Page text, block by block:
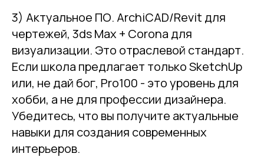
3) Актуальное ПО. ArchiCAD/Revit для
чертежей, 3ds Max + Corona для
визуализации. Это отраслевой стандарт.
Если школа предлагает только SketchUp
или, не дай бог, Pro100 - это уровень для
хобби, а не для профессии дизайнера.
Убедитесь, что вы получите актуальные
навыки для создания современных
интерьеров.